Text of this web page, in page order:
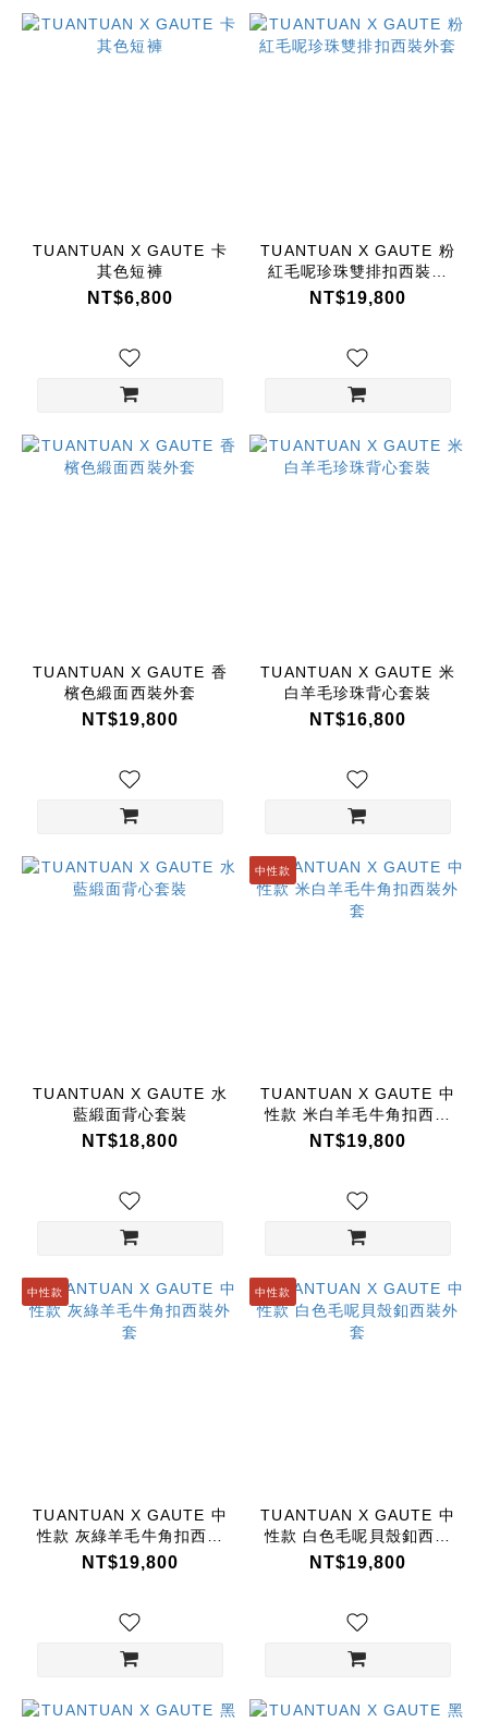
TUANTUAN X GAUTE 卡
其色短褲
NT$6,800
TUANTUAN X GAUTE 粉
紅毛呢珍珠雙排扣西裝外
套
NT$19,800
TUANTUAN X GAUTE 香
檳色緞面西裝外套
NT$19,800
TUANTUAN X GAUTE 米
白羊毛珍珠背心套裝
NT$16,800
TUANTUAN X GAUTE 水
藍緞面背心套裝
NT$18,800
中性款
TUANTUAN X GAUTE 中
性款 米白羊毛牛角扣西裝
外套
NT$19,800
中性款
TUANTUAN X GAUTE 中
性款 灰綠羊毛牛角扣西裝
外套
NT$19,800
中性款
TUANTUAN X GAUTE 中
性款 白色毛呢貝殼釦西裝
外套
NT$19,800